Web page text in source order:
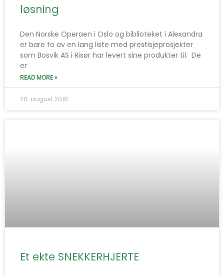
løsning
Den Norske Operaen i Oslo og biblioteket i Alexandra
er bare to av en lang liste med prestisjeprosjekter
som Bosvik AS i Risør har levert sine produkter til. De
er
READ MORE »
20. august 2018
Et ekte SNEKKERHJERTE